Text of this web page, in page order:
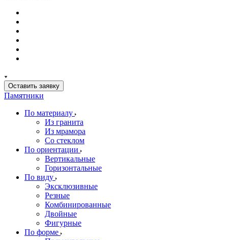
Оставить заявку
Памятники
По материалу
Из гранита
Из мрамора
Со стеклом
По ориентации
Вертикальные
Горизонтальные
По виду
Эксклюзивные
Резные
Комбинированные
Двойные
Фигурные
По форме